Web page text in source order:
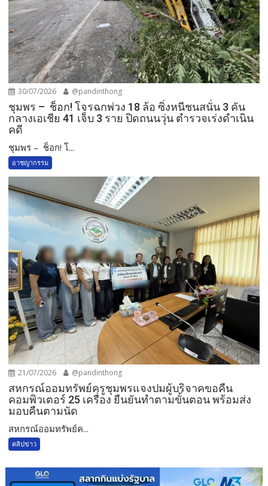
30/07/2026 @pandinthong
ชุมพร – ช็อก! โจรฉกพ่วง 18 ล้อ ซิ่งหนีชนสนั่น 3 คัน
กลางเอเชีย 41 เจ็บ 3 ราย ปิดถนนวุ่น ตำรวจเร่งดำเนิน
คดี
ชุมพร – ช็อก! โ...
อาชญากรรม
21/07/2026 @pandinthong
สหกรณ์ออมทรัพย์ครูชุมพรแจงปมผู้บริจาคขอคืน
คอมพิวเตอร์ 25 เครื่อง ยืนยันทำตามขั้นตอน พร้อมส่ง
มอบคืนตามนัด
สหกรณ์ออมทรัพย์ค...
คลิปข่าว